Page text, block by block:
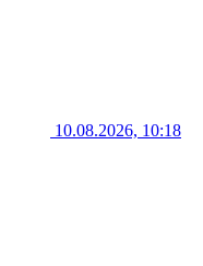
10.08.2026, 10:18